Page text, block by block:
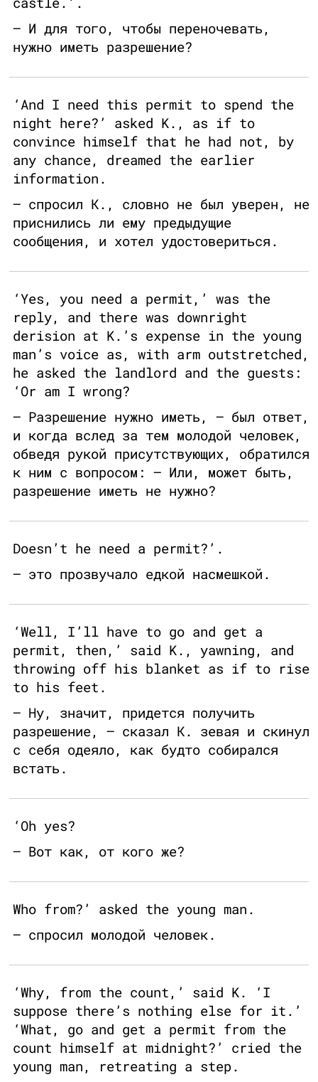
— И для того, чтобы переночевать,
нужно иметь разрешение?
‘And I need this permit to spend the
night here?’ asked K., as if to
convince himself that he had not, by
any chance, dreamed the earlier
information.
— спросил К., словно не был уверен, не
приснились ли ему предыдущие
сообщения, и хотел удостовериться.
‘Yes, you need a permit,’ was the
reply, and there was downright
derision at K.’s expense in the young
man’s voice as, with arm outstretched,
he asked the landlord and the guests:
‘Or am I wrong?
— Разрешение нужно иметь, — был ответ,
и когда вслед за тем молодой человек,
обведя рукой присутствующих, обратился
к ним с вопросом: — Или, может быть,
разрешение иметь не нужно?
Doesn’t he need a permit?’.
— это прозвучало едкой насмешкой.
‘Well, I’ll have to go and get a
permit, then,’ said K., yawning, and
throwing off his blanket as if to rise
to his feet.
— Ну, значит, придется получить
разрешение, — сказал К. зевая и скинул
с себя одеяло, как будто собирался
встать.
‘Oh yes?
— Вот как, от кого же?
Who from?’ asked the young man.
— спросил молодой человек.
‘Why, from the count,’ said K. ‘I
suppose there’s nothing else for it.’
‘What, go and get a permit from the
count himself at midnight?’ cried the
young man, retreating a step.